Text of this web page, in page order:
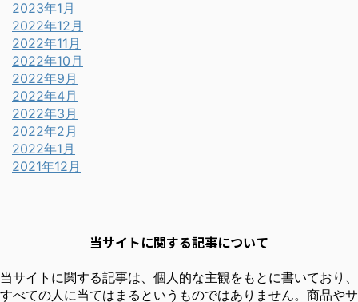
2023年1月
2022年12月
2022年11月
2022年10月
2022年9月
2022年4月
2022年3月
2022年2月
2022年1月
2021年12月
当サイトに関する記事について
当サイトに関する記事は、個人的な主観をもとに書いており、
すべての人に当てはまるというものではありません。商品やサ